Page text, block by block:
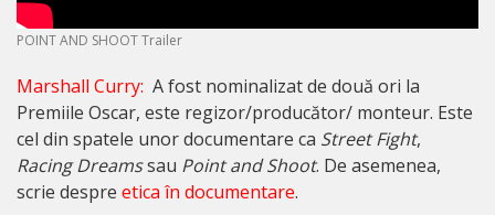
POINT AND SHOOT Trailer
Marshall Curry: A fost nominalizat de două ori la
Premiile Oscar, este regizor/producător/ monteur. Este
cel din spatele unor documentare ca Street Fight,
Racing Dreamssau Point and Shoot. De asemenea,
scrie despre etica în documentare.